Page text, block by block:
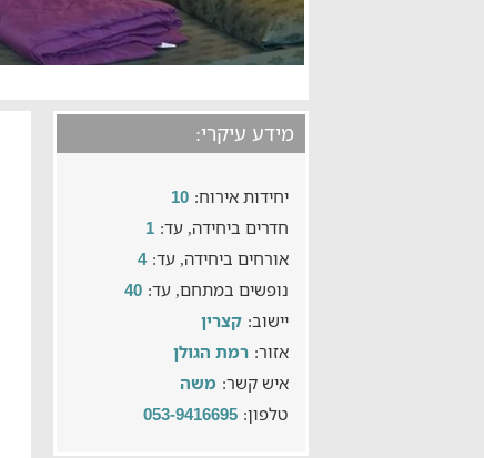
מידע עיקרי:
יחידות אירוח: 10
חדרים ביחידה, עד: 1
אורחים ביחידה, עד: 4
נופשים במתחם, עד: 40
יישוב: קצרין
אזור: רמת הגולן
איש קשר: משה
טלפון: 053-9416695